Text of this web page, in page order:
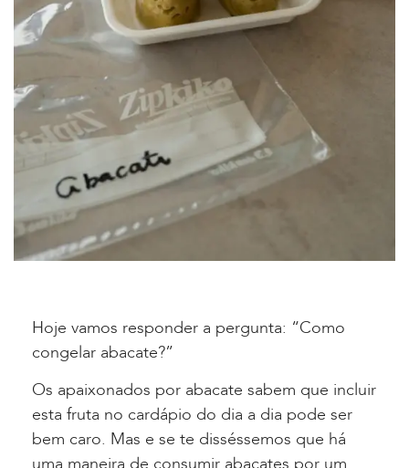
Hoje vamos responder a pergunta: “Como
congelar abacate?”
Os apaixonados por abacate sabem que incluir
esta fruta no cardápio do dia a dia pode ser
bem caro. Mas e se te disséssemos que há